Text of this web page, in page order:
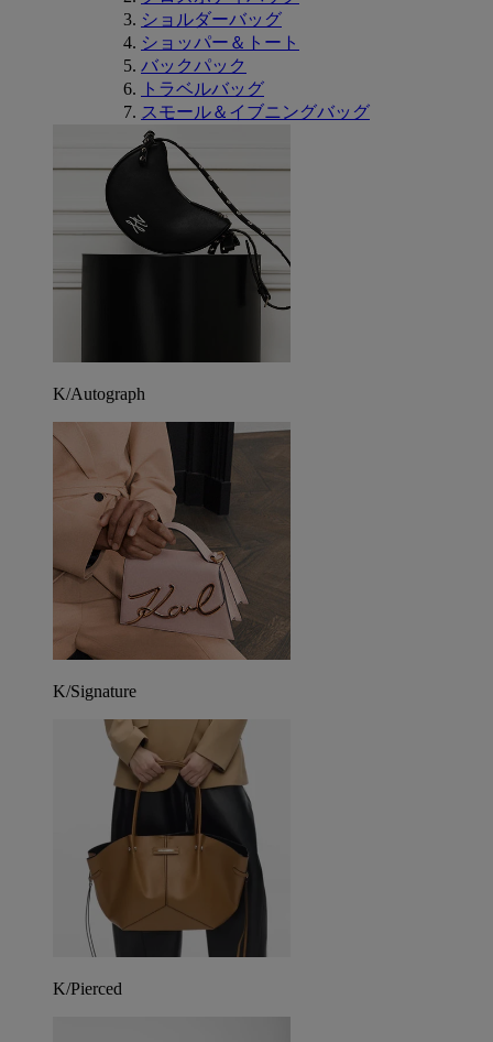
ショルダーバッグ
ショッパー＆トート
バックパック
トラベルバッグ
スモール＆イブニングバッグ
K/Autograph
K/Signature
K/Pierced